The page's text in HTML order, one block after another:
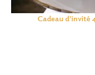
Cadeau d’invité